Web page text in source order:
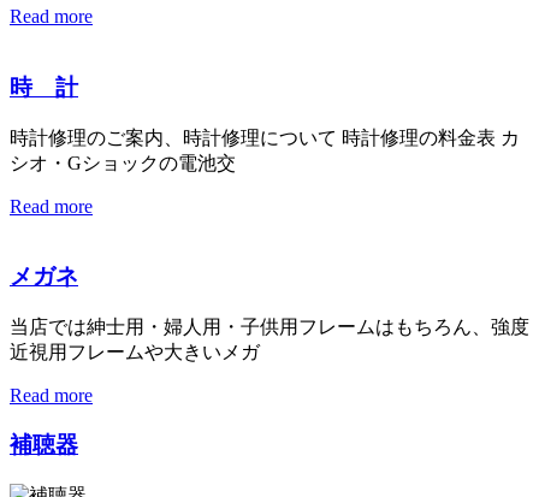
Read more
時 計
時計修理のご案内、時計修理について 時計修理の料金表 カ
シオ・Gショックの電池交
Read more
メガネ
当店では紳士用・婦人用・子供用フレームはもちろん、強度
近視用フレームや大きいメガ
Read more
補聴器